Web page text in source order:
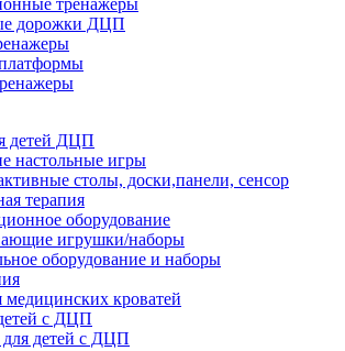
тренажеры
дорожки ДЦП
детей ДЦП
настольные игры
столы, доски,панели, сенсор
терапия
оборудование
игрушки/наборы
оборудование и наборы
кроватей
с ДЦП
детей с ДЦП